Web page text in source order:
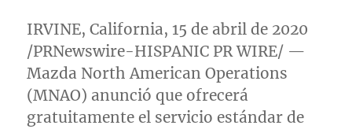
IRVINE, California, 15 de abril de 2020
/PRNewswire-HISPANIC PR WIRE/ —
Mazda North American Operations
(MNAO) anunció que ofrecerá
gratuitamente el servicio estándar de